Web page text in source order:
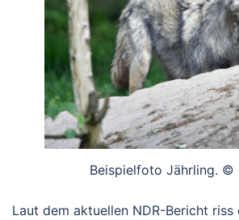
Beispielfoto Jährling. ©
Laut dem aktuellen NDR-Bericht